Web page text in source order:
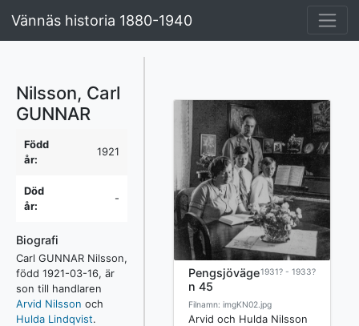
Vännäs historia 1880-1940
Nilsson, Carl
GUNNAR
Född
år:
1921
Död
år:
-
Biografi
Carl GUNNAR Nilsson,
född 1921-03-16, är
son till handlaren
Arvid Nilsson och
Hulda Lindqvist.
1931? - 1933?
Pengsjöväge
n 45
Filnamn: imgKN02.jpg
Arvid och Hulda Nilsson